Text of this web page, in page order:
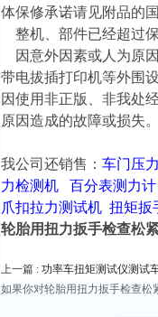
体保修承诺请见附品的
整机、部件已经超过
因意外因素或人为原
带电拔插打印机等外围
因使用非正版、非我处
原因造成的故障或损失
我公司还销售： 车门压
力检测机
百分表测力计
爪扣拉力测试机 扭矩扳
轮胎用扭力扳手检查松
上一篇 : 功率车扭矩测试仪测试
如果你对轮胎用扭力扳手检查松